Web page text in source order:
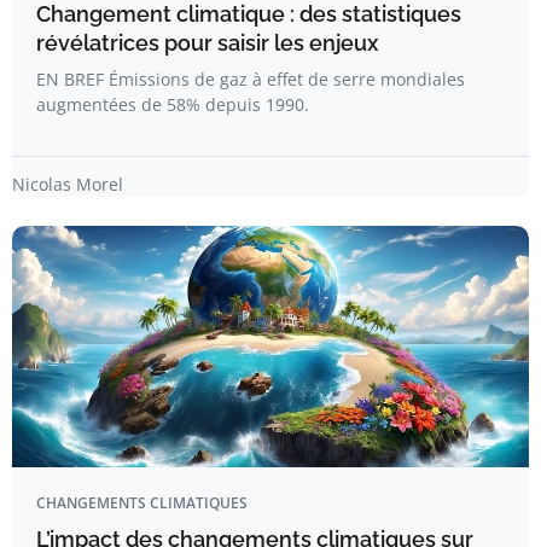
Changement climatique : des statistiques
révélatrices pour saisir les enjeux
EN BREF Émissions de gaz à effet de serre mondiales
augmentées de 58% depuis 1990.
Nicolas Morel
CHANGEMENTS CLIMATIQUES
L’impact des changements climatiques sur